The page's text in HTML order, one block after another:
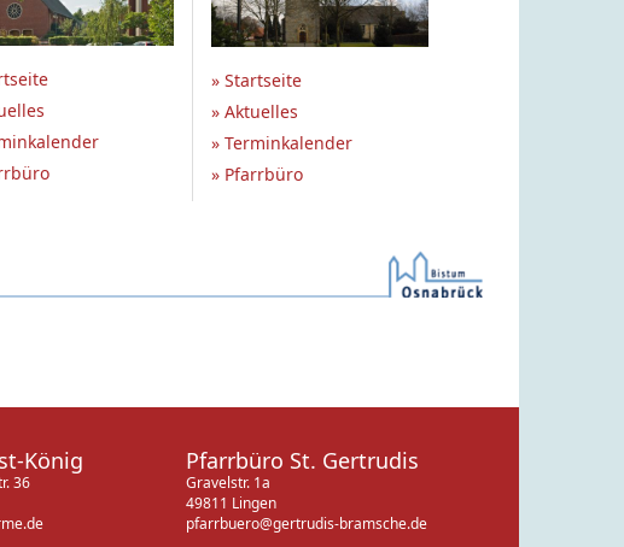
» Startseite
» Aktuelles
» Terminkalender
» Pfarrbüro
König
36
Pfarrbüro St. Gertrudis
Gravelstr. 1a
49811 Lingen
pfarrbuero@gertrudis-bramsche.de